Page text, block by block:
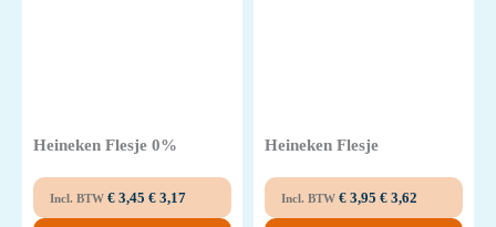
Heineken Flesje 0%
Incl. BTW € 3,45 € 3,17
Heineken Flesje
Incl. BTW € 3,95 € 3,62